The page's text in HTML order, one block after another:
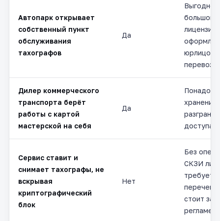
Автопарк открывает
собственный пункт
обслуживания
тахографов
Да
Выгодно
большом
лицензия
юрлицо
Дилер коммерческого
транспорта берёт
работы с картой
мастерской на себя
Да
хранения
доступа
Сервис ставит и
снимает тахографы, не
вскрывая
криптографический
блок
Нет
Без
СКЗИ
перечень
стоит